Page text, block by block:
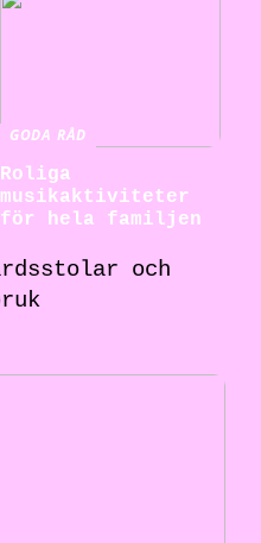
GODA RÅD
Roliga
musikaktiviteter
för hela familjen
och